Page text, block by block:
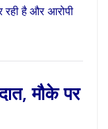
है और आरोपी
मौके पर